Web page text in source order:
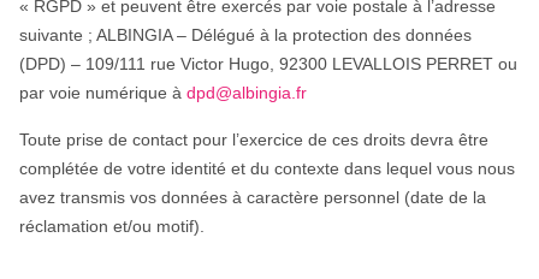
« RGPD » et peuvent être exercés par voie postale à l’adresse
suivante ; ALBINGIA – Délégué à la protection des données
(DPD) – 109/111 rue Victor Hugo, 92300 LEVALLOIS PERRET ou
par voie numérique à dpd@albingia.fr
Toute prise de contact pour l’exercice de ces droits devra être
complétée de votre identité et du contexte dans lequel vous nous
avez transmis vos données à caractère personnel (date de la
réclamation et/ou motif).